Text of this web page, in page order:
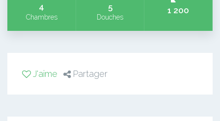
4
Chambres
5
Douches
1 200
J'aime Partager